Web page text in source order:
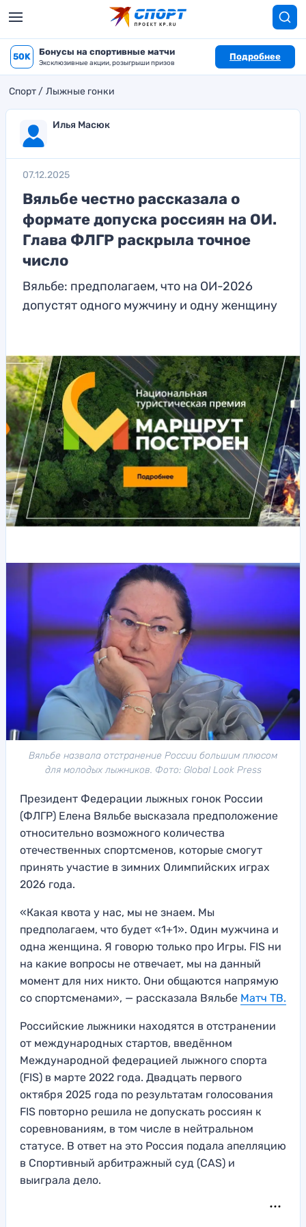
50K Бонусы на спортивные матчи
Эксклюзивные акции, розыгрыши призов
Подробнее
Спорт Лыжные гонки
Илья Масюк
07.12.2025
Вяльбе честно рассказала о
формате допуска россиян на ОИ.
Глава ФЛГР раскрыла точное
число
Вяльбе: предполагаем, что на ОИ-2026
допустят одного мужчину и одну женщину
Вяльбе назвала отстранение России большим плюсом
для молодых лыжников. Фото: Global Look Press
Президент Федерации лыжных гонок России
(ФЛГР) Елена Вяльбе высказала предположение
относительно возможного количества
отечественных спортсменов, которые смогут
принять участие в зимних Олимпийских играх
2026 года.
«Какая квота у нас, мы не знаем. Мы
предполагаем, что будет «1+1». Один мужчина и
одна женщина. Я говорю только про Игры. FIS ни
на какие вопросы не отвечает, мы на данный
момент для них никто. Они общаются напрямую
со спортсменами», — рассказала Вяльбе Матч ТВ.
Российские лыжники находятся в отстранении
от международных стартов, введённом
Международной федерацией лыжного спорта
(FIS) в марте 2022 года. Двадцать первого
октября 2025 года по результатам голосования
FIS повторно решила не допускать россиян к
соревнованиям, в том числе в нейтральном
статусе. В ответ на это Россия подала апелляцию
в Спортивный арбитражный суд (CAS) и
выиграла дело.